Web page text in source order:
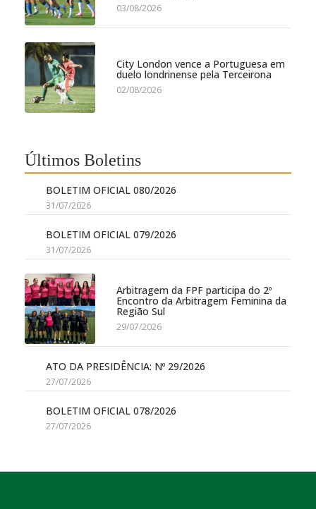
03/08/2026
City London vence a Portuguesa em
duelo londrinense pela Terceirona
02/08/2026
Últimos Boletins
BOLETIM OFICIAL 080/2026
31/07/2026
BOLETIM OFICIAL 079/2026
31/07/2026
Arbitragem da FPF participa do 2º
Encontro da Arbitragem Feminina da
Região Sul
29/07/2026
ATO DA PRESIDÊNCIA: Nº 29/2026
27/07/2026
BOLETIM OFICIAL 078/2026
27/07/2026